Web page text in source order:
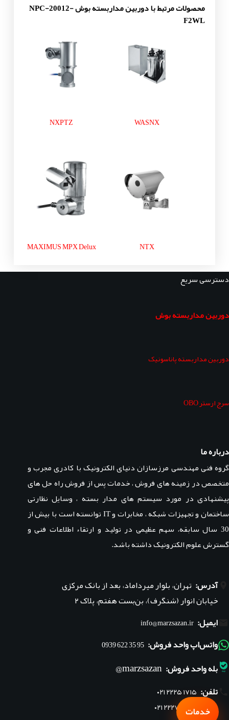
محصولات مرتبط با دوربین مداربسته بوش NPC-20012-
F2WL
WASNX
NXPTZ
NTX
MAXIMUS MPX Delux
دسترسی سریع
دوربین مداربسته بوش
دوربین مداربسته پاناسونیک
سرج ارستر OBO
درباره ما
گروه فنی مهندسی مرزسازان دنیای الکترونیک با کادری مجرب و
متخصص در زمینه های فروش ، خدمات پس از فروش راه حل های
پیشنهادی در مورد سیستم های مدار بسته ، وسایل نظارتی
ساختمان و تجهیزات شبکه ، مخابرات و IT توانسته است با بیش از
30 سال سابقه، سهم عظیمی در تولید و ارتقاء اطلاعات فنی و
گسترش علوم الکترونیک داشته باشد.
آدرس: تهران، بلوار میرداماد، بعد از بانک مرکزی
خیابان انوار (شنگرف)، بن‌بست هفتم، پلاک ۲
ایمیل: info@marzsazan.ir
واتس‌اپ واحد فروش: 95 35 622 0939
بله واحد فروش: marzsazan@
تلفن: ۰۲۱ ۲۲۲۵ ۱۷۱۵
۰۲۱ ۲۲۲۷ ۱۸۴۵خدمات